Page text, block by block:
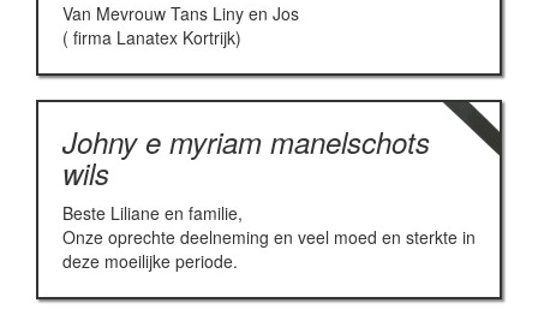
Van Mevrouw Tans Liny en Jos
( firma Lanatex Kortrijk)
Johny e myriam manelschots
wils
Beste Liliane en familie,
Onze oprechte deelneming en veel moed en sterkte in
deze moeilijke periode.